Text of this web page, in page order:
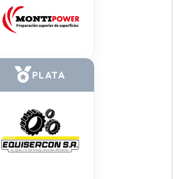
PLATA